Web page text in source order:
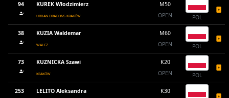
94 KUREK Włodzimierz
URBAN DRAGONS KRAKÓW
M50
OPEN
POL
38 KUZIA Waldemar
WAŁCZ
M60
OPEN
POL
73 KUZNICKA Szawi
KRAKÓW
K20
OPEN
POL
253 LELITO Aleksandra
K30